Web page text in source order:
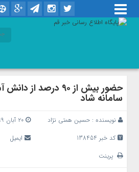
حضور بیش از ۹۰ درصد
سامانه شاد
نویسنده : حسین همتی نژاد
۲۰ آبان ۱۳۹۹
کد خبر 138454
ایمیل
پرینت